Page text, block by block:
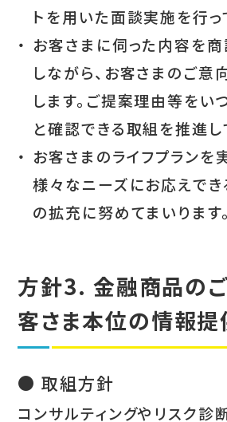
トを用いた面談実施を行っ
・ お客さまに伺った内容を
しながら、お客さまのご意
します。ご提案理由等をい
と確認できる取組を推進し
・ お客さまのライフプランを
様々なニーズにお応えでき
の拡充に努めてまいります。
方針3. 金融商品の
客さま本位の情報提
● 取組方針
コンサルティングやリスク診